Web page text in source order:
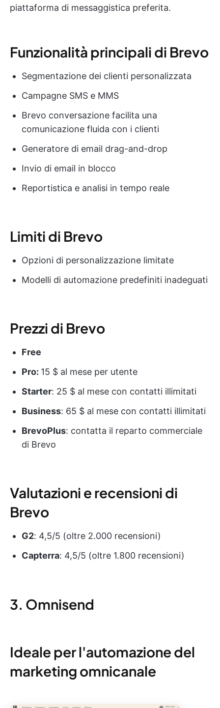
piattaforma di messaggistica preferita.
Funzionalità principali di Brevo
Segmentazione dei clienti personalizzata
Campagne SMS e MMS
Brevo conversazione facilita una
comunicazione fluida con i clienti
Generatore di email drag-and-drop
Invio di email in blocco
Reportistica e analisi in tempo reale
Limiti di Brevo
Opzioni di personalizzazione limitate
Modelli di automazione predefiniti inadeguati
Prezzi di Brevo
Free
Pro: 15 $ al mese per utente
Starter: 25 $ al mese con contatti illimitati
Business: 65 $ al mese con contatti illimitati
BrevoPlus: contatta il reparto commerciale
di Brevo
Valutazioni e recensioni di
Brevo
G2: 4,5/5 (oltre 2.000 recensioni)
Capterra: 4,5/5 (oltre 1.800 recensioni)
3. Omnisend
Ideale per l'automazione del
marketing omnicanale